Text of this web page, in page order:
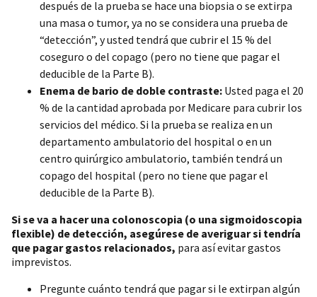
después de la prueba se hace una biopsia o se extirpa
una masa o tumor, ya no se considera una prueba de
“detección”, y usted tendrá que cubrir el 15 % del
coseguro o del copago (pero no tiene que pagar el
deducible de la Parte B).
Enema de bario de doble contraste: Usted paga el 20
% de la cantidad aprobada por Medicare para cubrir los
servicios del médico. Si la prueba se realiza en un
departamento ambulatorio del hospital o en un
centro quirúrgico ambulatorio, también tendrá un
copago del hospital (pero no tiene que pagar el
deducible de la Parte B).
Si se va a hacer una colonoscopia (o una sigmoidoscopia
flexible) de detección, asegúrese de averiguar si tendría
que pagar gastos relacionados, para así evitar gastos
imprevistos.
Pregunte cuánto tendrá que pagar si le extirpan algún